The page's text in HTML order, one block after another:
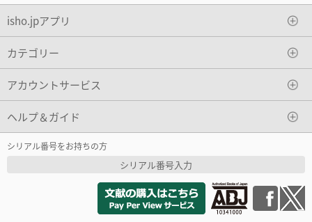
isho.jpアプリ
カテゴリー
アカウントサービス
ヘルプ＆ガイド
シリアル番号をお持ちの方
シリアル番号入力